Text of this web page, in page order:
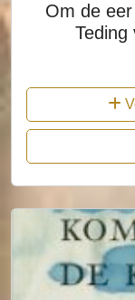
Om de
Teding